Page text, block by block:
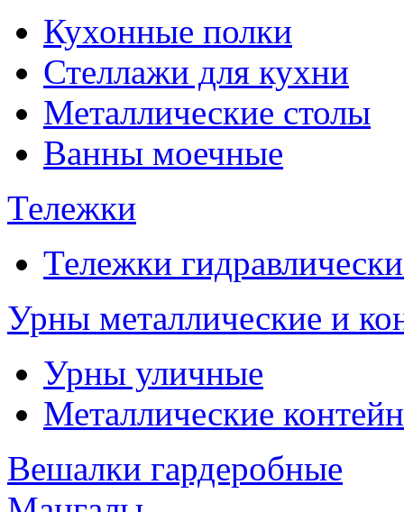
Кухонные полки
Стеллажи для кухни
Металлические столы
Ванны моечные
Тележки
Тележки
Урны металлические и
Урны уличные
Металлические
Вешалки гардеробные